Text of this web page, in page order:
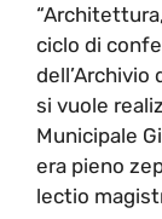
ciclo di
si vuole
Municipale
era pieno
lectio